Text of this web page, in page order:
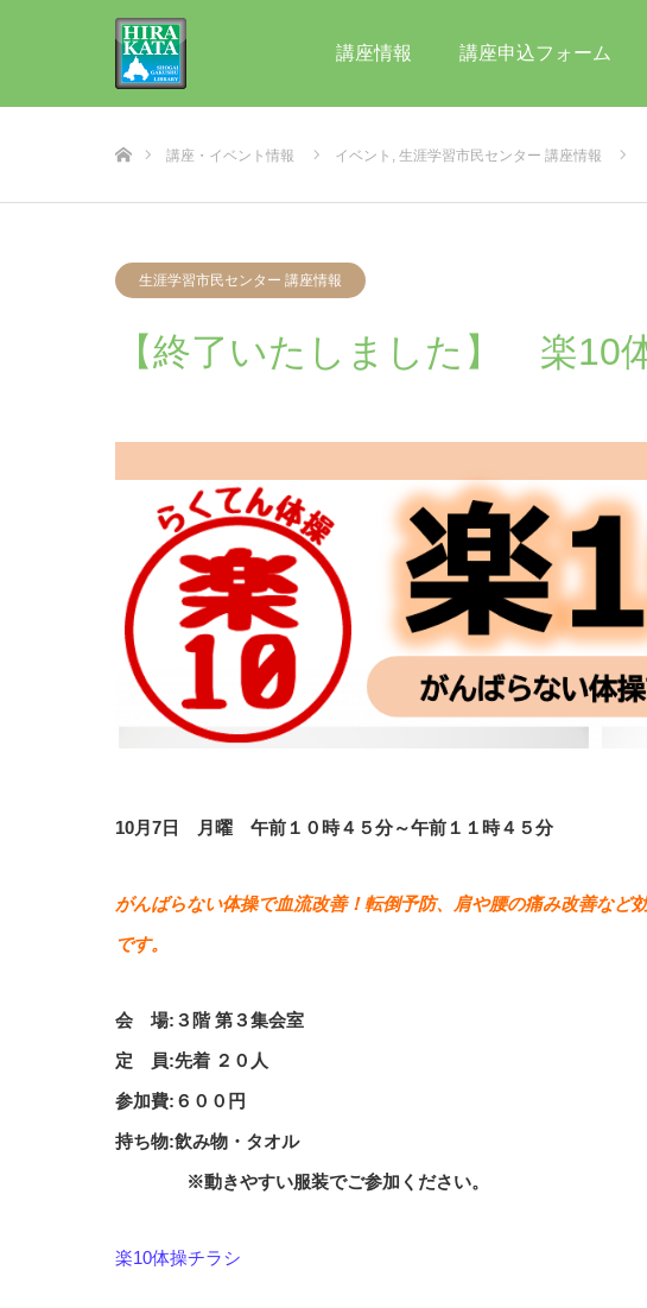
講座情報 講座申込フォーム
講座・イベント情報 イベント , 生涯学習市民センター 講座情報
生涯学習市民センター 講座情報
【終了いたしました】 楽10
10月7日 月曜 午前１０時４５分～午前１１時４５分
がんばらない体操で血流改善！転倒予防、肩や腰の痛み改善など
です。
会 場:３階 第３集会室
定 員:先着 ２０人
参加費:６００円
持ち物:飲み物・タオル
※動きやすい服装でご参加ください。
楽10体操チラシ